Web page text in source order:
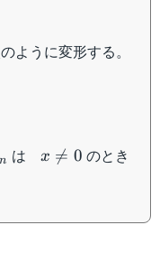
ように変形する。
n は x
x 
= 0 のとき